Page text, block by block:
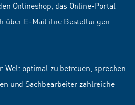
Onlineshop, das Online-Portal
über E-Mail ihre Bestellungen
Welt optimal zu betreuen, sprechen
und Sachbearbeiter zahlreiche